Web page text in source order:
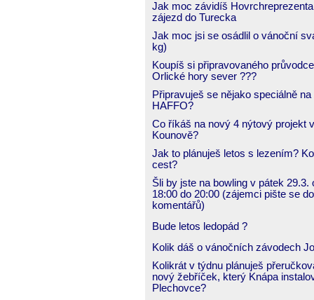
Jak moc závidíš
zájezd do Turecka
Jak moc jsi se osádlil o vánoční
kg)
Koupíš si připravovaného průvodce
Orlické hory sever ???
Připravuješ se nějako speciálně na
HAFFO?
Co říkáš na nový 4 nýtový projekt v
Kounově?
Jak to plánuješ letos s lezením?
cest?
Šli by jste na bowling v pátek 29.3.
18:00 do 20:00 (zájemci pište se do
komentářů)
Bude letos ledopád ?
Kolik dáš o vánočních závodech
Kolikrát v týdnu plánuješ
nový žebříček, který Knápa
Plechovce?